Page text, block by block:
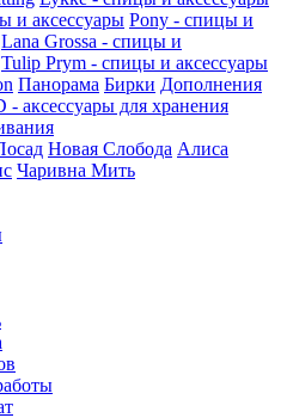
и аксессуары Pony - спицы и
Lana Grossa - спицы и
Tulip Prym - спицы и аксессуары
Панорама Бирки Дополнения
- аксессуары для хранения
Новая Слобода Алиса
Чаривна Мить